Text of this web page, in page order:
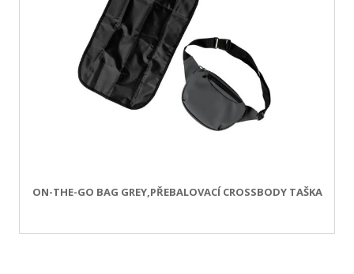
ON-THE-GO BAG GREY,PŘEBALOVACÍ CROSSBODY TAŠKA